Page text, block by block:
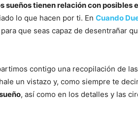
sueños tienen relación con posibles
lo que hacen por ti. En Cuando
que seas capaz de desentrañar
contigo una recopilación de
un vistazo y, como siempre te
, así como en los detalles y las